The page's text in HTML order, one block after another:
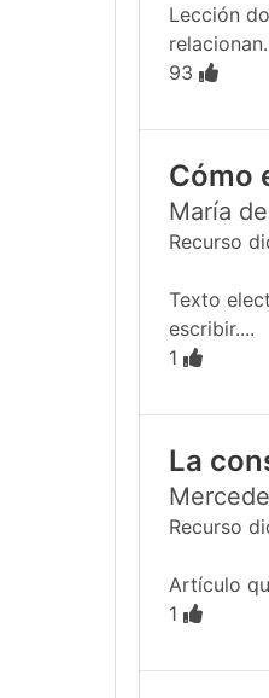
Lección
93
Cómo
María
Recurso
Texto
escribir....
1
La
Recurso
Artículo
1